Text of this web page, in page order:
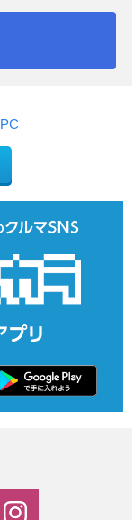
PC